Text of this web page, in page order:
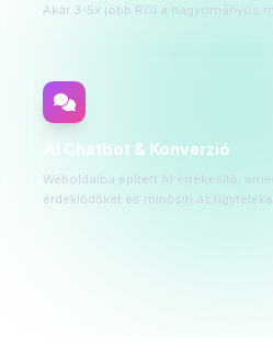
Akár 3-5x jobb ROI a hagyományos
AI Chatbot & Konverzió
Weboldalba épített AI értékesítő,
érdeklődőket és minősíti az